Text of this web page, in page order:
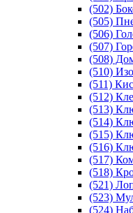
(502)
(505)
(506)
(507)
(508)
(510)
(511)
(512)
(513)
(514)
(515)
(516)
(517)
(518)
(521)
(523)
(524)